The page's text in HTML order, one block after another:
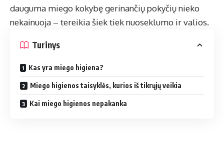
dauguma miego kokybę gerinančių pokyčių nieko
nekainuoja – tereikia šiek tiek nuoseklumo ir valios.
Turinys
Kas yra miego higiena?
Miego higienos taisyklės, kurios iš tikrųjų veikia
Kai miego higienos nepakanka